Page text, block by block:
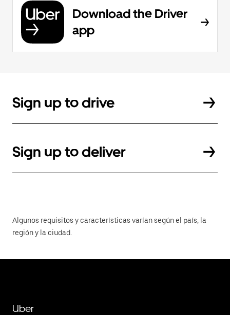
Download the Driver
app
Sign up to drive
Sign up to deliver
Algunos requisitos y características varían según el país, la
región y la ciudad.
Uber